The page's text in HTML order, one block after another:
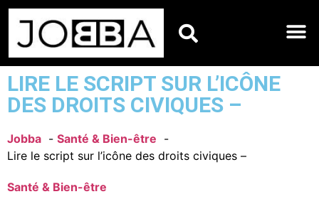
LIRE LE SCRIPT SUR L’ICÔNE
DES DROITS CIVIQUES –
Jobba
Santé & Bien-être
Lire le script sur l’icône des droits civiques –
Santé & Bien-être